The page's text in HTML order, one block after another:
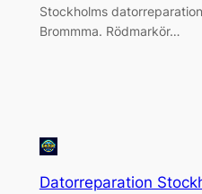
Stockholms
Brommma. Rödmarkör…
Datorreparation